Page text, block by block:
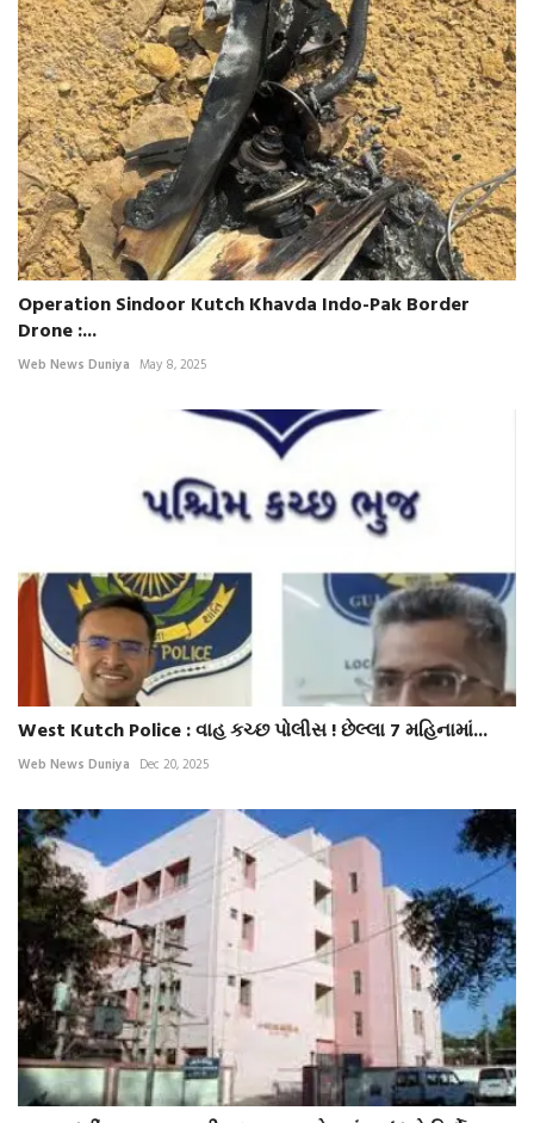
Operation Sindoor Kutch Khavda Indo-Pak Border
Drone :...
Web News Duniya May 8, 2025
West Kutch Police : વાહ કચ્છ પોલીસ ! છેલ્લા 7 મહિનામાં...
Web News Duniya Dec 20, 2025